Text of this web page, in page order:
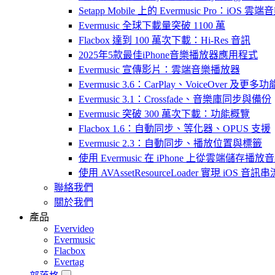
Setapp Mobile 上的 Evermusic Pro：iOS 雲端
Evermusic 全球下載量突破 1100 萬
Flacbox 達到 100 萬次下載：Hi-Res 音訊
2025年5款最佳iPhone音樂播放器應用程式
Evermusic 宣傳影片：雲端音樂播放器
Evermusic 3.6：CarPlay、VoiceOver 及更多功
Evermusic 3.1：Crossfade、音樂庫同步與備份
Evermusic 突破 300 萬次下載：功能概覽
Flacbox 1.6：自動同步、等化器、OPUS 支援
Evermusic 2.3：自動同步、播放位置與標籤
使用 Evermusic 在 iPhone 上從雲端儲存播放
使用 AVAssetResourceLoader 實現 iOS 音訊串
聯絡我們
關於我們
產品
Evervideo
Evermusic
Flacbox
Evertag